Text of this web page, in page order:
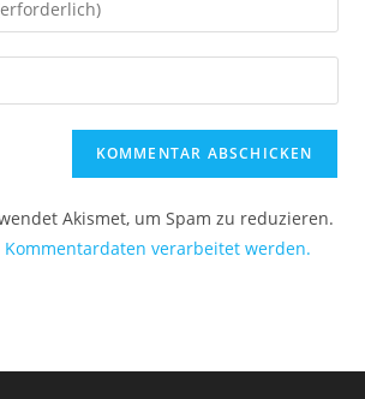
Akismet, um Spam zu reduzieren.
Kommentardaten verarbeitet werden.